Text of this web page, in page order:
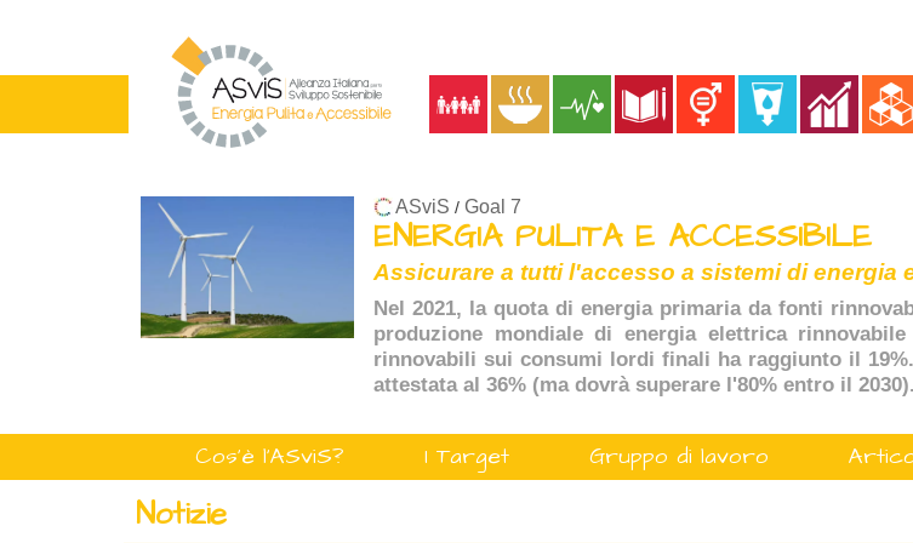
ASviS / Goal 7
ENERGIA PULITA E ACCESSIBILE
Assicurare a tutti l'accesso a sistemi di
Nel 2021, la quota di energia primaria da fonti
produzione mondiale di energia elettrica
rinnovabili sui consumi lordi finali ha raggiunto il
attestata al 36% (ma dovrà superare l'80% entro il 2030).
Cos'è l'ASviS? I Target Gruppo di lavoro
Notizie